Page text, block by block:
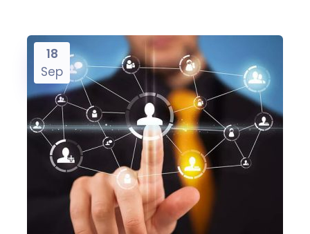
18
Sep